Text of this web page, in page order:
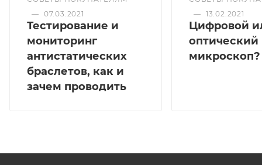
— 07.03.2021
Тестирование и
мониторинг
антистатических
браслетов, как и
зачем проводить
— 13.02.2021
Цифровой
оптический
микроскоп?